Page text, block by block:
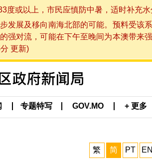
或以上，市民应慎防中暑，适时补充
发展及移向南海北部的可能。预料受该
对流，可能在下午至晚间为本澳带来
更新)
专题特写 GOV.MO + 更多
繁 简 PT EN